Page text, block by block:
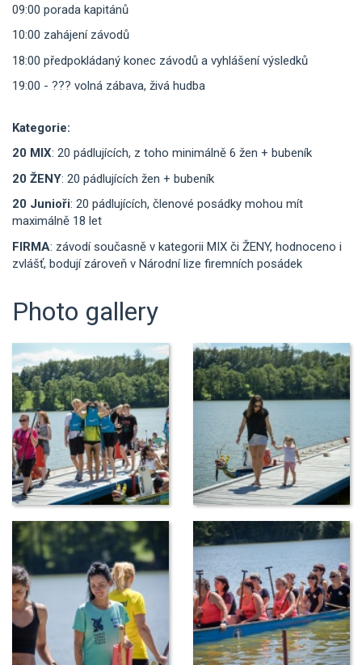
09:00 porada kapitánů
10:00 zahájení závodů
18:00 předpokládaný konec závodů a vyhlášení výsledků
19:00 - ??? volná zábava, živá hudba
Kategorie:
20 MIX: 20 pádlujících, z toho minimálně 6 žen + bubeník
20 ŽENY: 20 pádlujících žen + bubeník
20 Junioři: 20 pádlujících, členové posádky mohou mít
maximálně 18 let
FIRMA: závodí současně v kategorii MIX či ŽENY, hodnoceno i
zvlášť, bodují zároveň v Národní lize firemních posádek
Photo gallery